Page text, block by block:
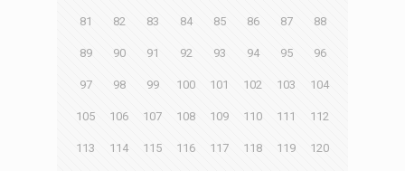
81 82 83 84 85 86 87 88
89 90 91 92 93 94 95 96
97 98 99 100 101 102 103 104
105 106 107 108 109 110 111 112
113 114 115 116 117 118 119 120